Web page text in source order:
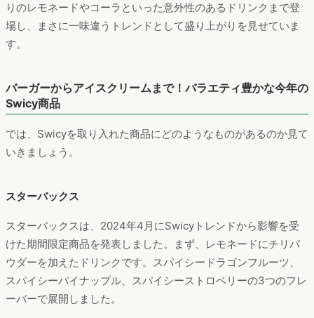
りのレモネードやコーラといった意外性のあるドリンクまで登
場し、まさに一味違うトレンドとして盛り上がりを見せていま
す。
バーガーからアイスクリームまで！バラエティ豊かな今年の
Swicy商品
では、Swicyを取り入れた商品にどのようなものがあるのか見て
いきましょう。
スターバックス
スターバックスは、2024年4月にSwicyトレンドから影響を受
けた期間限定商品を発表しました。まず、レモネードにチリパ
ウダーを加えたドリンクです。スパイシードラゴンフルーツ、
スパイシーパイナップル、スパイシーストロベリーの3つのフレ
ーバーで展開しました。